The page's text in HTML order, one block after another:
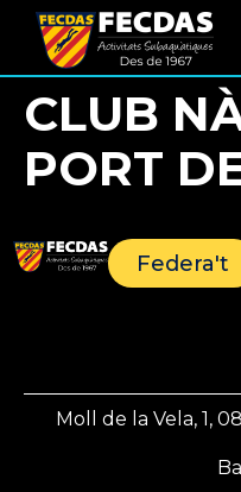
CLUB
PORT
Federa't
Moll de la Vela, 1,